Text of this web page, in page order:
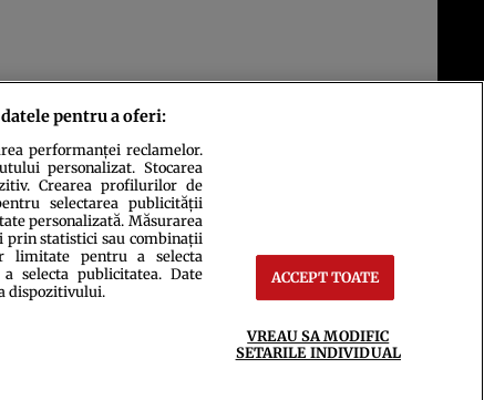
Cookies
pentru a oferi:
performanței reclamelor.
personalizat. Stocarea
Crearea profilurilor de
selectarea publicității
personalizată. Măsurarea
statistici sau combinații
limitate pentru a selecta
selecta publicitatea. Date
dispozitivului.
ACCEPT TOATE
VREAU SA MODIFIC
SETARILE INDIVIDUAL